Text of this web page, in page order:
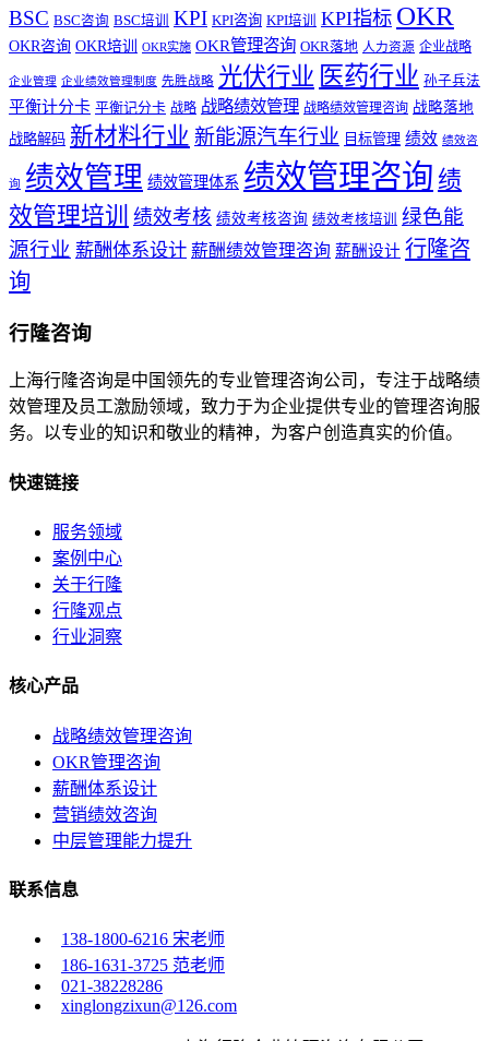
BSC BSC咨询 BSC培训 KPI KPI咨询 KPI培训 KPI指标 OKR
OKR咨询 OKR培训 OKR实施 OKR管理咨询 OKR落地 人力资源 企业战略
企业管理 企业绩效管理制度 先胜战略 光伏行业 医药行业 孙子兵法
平衡计分卡 平衡记分卡 战略 战略绩效管理 战略绩效管理咨询 战略落地
战略解码 新材料行业 新能源汽车行业 目标管理 绩效 绩效咨
询 绩效管理 绩效管理体系 绩效管理咨询 绩
效管理培训 绩效考核 绩效考核咨询 绩效考核培训
绿色能
源行业 薪酬体系设计 薪酬绩效管理咨询 薪酬设计 行隆咨
询
行隆咨询
上海行隆咨询是中国领先的专业管理咨询公司，专注于战略绩
效管理及员工激励领域，致力于为企业提供专业的管理咨询服
务。以专业的知识和敬业的精神，为客户创造真实的价值。
快速链接
服务领域
案例中心
关于行隆
行隆观点
行业洞察
核心产品
战略绩效管理咨询
OKR管理咨询
薪酬体系设计
营销绩效咨询
中层管理能力提升
联系信息
138-1800-6216 宋老师
186-1631-3725 范老师
021-38228286
xinglongzixun@126.com